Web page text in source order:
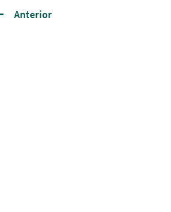
Anterior